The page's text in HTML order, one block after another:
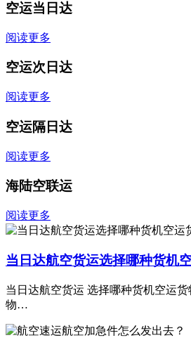
空运当日达
阅读更多
空运次日达
阅读更多
空运隔日达
阅读更多
海陆空联运
阅读更多
当日达航空货运选择哪种货机
当日达航空货运 选择哪种货机空运
物…